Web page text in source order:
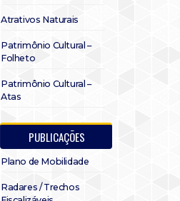
Atrativos Naturais
Patrimônio Cultural –
Folheto
Patrimônio Cultural –
Atas
PUBLICAÇÕES
Plano de Mobilidade
Radares / Trechos